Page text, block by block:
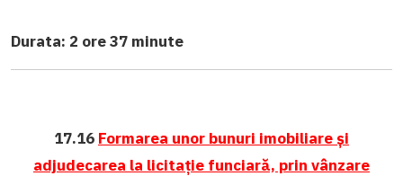
Durata: 2 ore 37 minute
17.16 Formarea unor bunuri imobiliare și
adjudecarea la licitație funciară, prin vânzare